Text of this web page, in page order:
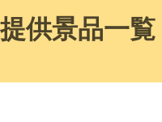
供景品一覧